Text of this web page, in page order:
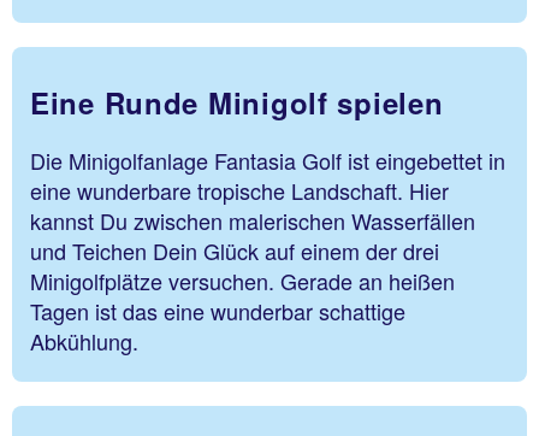
Eine Runde Minigolf spielen
Die Minigolfanlage Fantasia Golf ist eingebettet in
eine wunderbare tropische Landschaft. Hier
kannst Du zwischen malerischen Wasserfällen
und Teichen Dein Glück auf einem der drei
Minigolfplätze versuchen. Gerade an heißen
Tagen ist das eine wunderbar schattige
Abkühlung.